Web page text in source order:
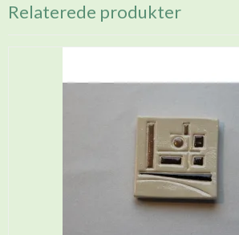
Relaterede produkter